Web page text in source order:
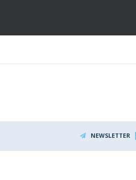
NEWSLETTER